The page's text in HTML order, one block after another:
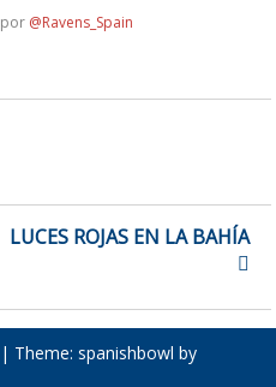
por @Ravens_Spain
LUCES ROJAS EN LA BAHÍA
| Theme: spanishbowl by